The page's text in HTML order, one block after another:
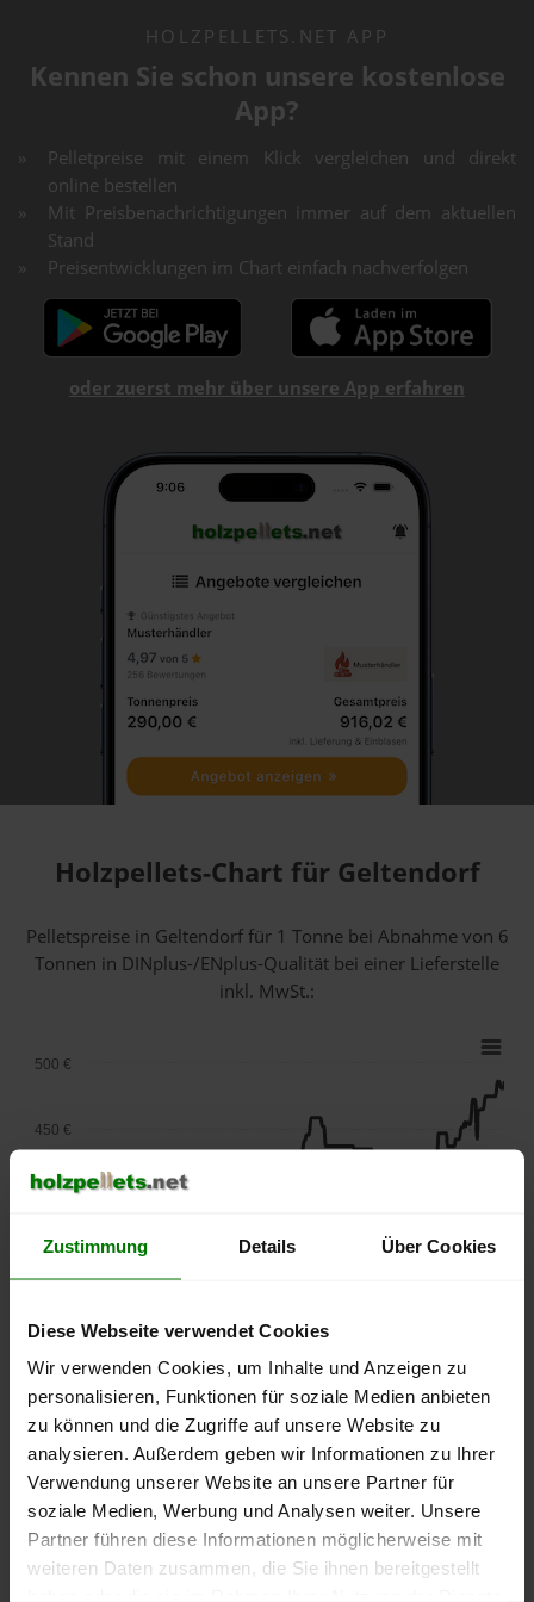
Zustimmung Details Über Cookies
Diese Webseite verwendet Cookies
Wir verwenden Cookies, um Inhalte und Anzeigen zu
personalisieren, Funktionen für soziale Medien anbieten
zu können und die Zugriffe auf unsere Website zu
analysieren. Außerdem geben wir Informationen zu Ihrer
Verwendung unserer Website an unsere Partner für
soziale Medien, Werbung und Analysen weiter. Unsere
Partner führen diese Informationen möglicherweise mit
weiteren Daten zusammen, die Sie ihnen bereitgestellt
HOLZPELLETS.NET APP
Kennen Sie schon unsere kostenlose
App?
Pelletpreise mit einem Klick vergleichen und direkt
online bestellen
Mit Preisbenachrichtigungen immer auf dem aktuellen
Stand
Preisentwicklungen im Chart einfach nachverfolgen
oder zuerst mehr über unsere App erfahren
Holzpellets-Chart für Geltendorf
Pelletspreise in Geltendorf für 1 Tonne bei Abnahmevon 6
Tonnen in DINplus-/ENplus-Qualität bei einer Lieferstelle
inkl. MwSt.:
lose Ware
2025
2026
2026
250 €
300 €
400 €
450 €
500 €
Die aktuelle Preisentwicklung für Holzpellets in Deutschland
können Sie jederzeit auf unsererPelletspreise-Seite
nachvollziehen.